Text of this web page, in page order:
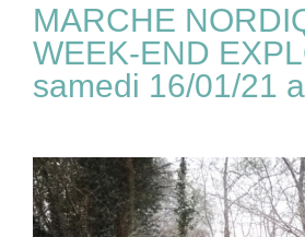
MARCHE
WEEK-END
samedi 16/01/21